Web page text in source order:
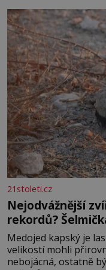
se na koloběžce a
Velkých Losinách
21stoleti.cz
Nejodvážnější
rekordů?
Medojed kapský je
velikostí mohli
nebojácná, ostatně